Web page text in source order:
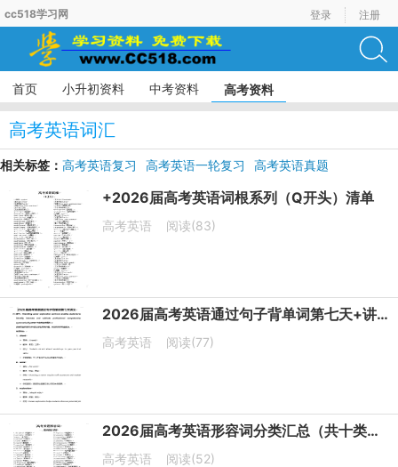
cc518学习网 登录 注册
首页 小升初资料 中考资料 高考资料
高考英语词汇
相关标签： 高考英语复习 高考英语一轮复习
高考英语真题
+2026届高考英语词根系列（Q开头）清单
高考英语 阅读(83)
2026届高考英语通过句子背单词第七天+讲义
高考英语 阅读(77)
2026届高考英语形容词分类汇总（共十类）清单
高考英语 阅读(52)